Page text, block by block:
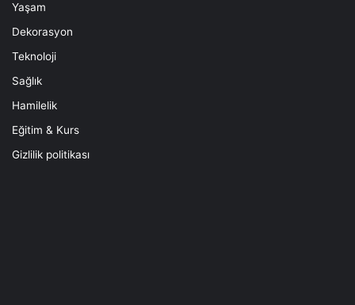
Yaşam
Dekorasyon
Teknoloji
Sağlık
Hamilelik
Eğitim & Kurs
Gizlilik politikası